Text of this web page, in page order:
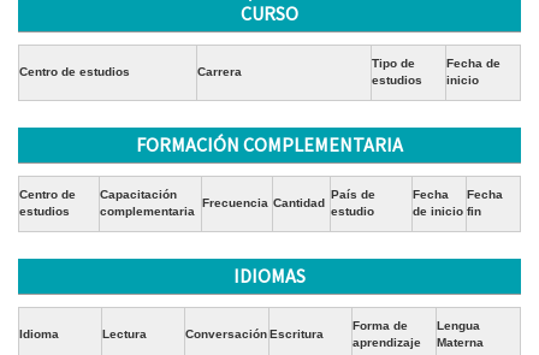
CURSO
Centro de estudios Carrera
Tipo de
estudios
Fecha de
inicio
FORMACIÓN COMPLEMENTARIA
Centro de
estudios
Capacitación
complementaria
Frecuencia Cantidad
País de
estudio
Fecha
de inicio
Fecha
fin
IDIOMAS
Idioma Lectura ConversaciónEscritura
Forma de
aprendizaje
Lengua
Materna